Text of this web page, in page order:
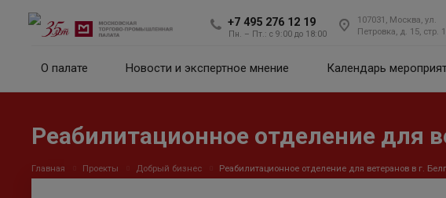
+7 495 276 12 19
Пн. – Пт.: с 9:00 до 18:00
107031, Москва, ул.
Петровка, д. 15, стр. 1
О палате Новости и экспертное мнение Календарь
Реабилитационное отделение для
Главная Проекты Добрый бизнес Реабилитационное отделение для ветеранов в г.